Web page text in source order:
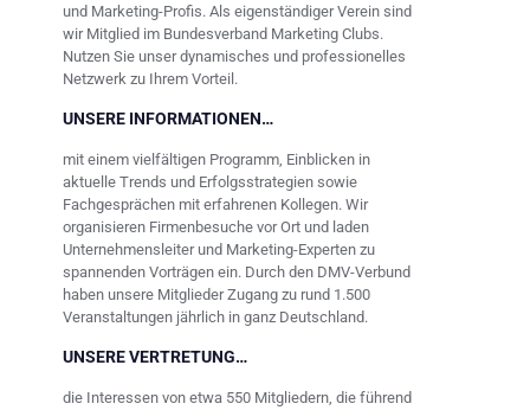
und Marketing-Profis. Als eigenständiger Verein sind
wir Mitglied im Bundesverband Marketing Clubs.
Nutzen Sie unser dynamisches und professionelles
Netzwerk zu Ihrem Vorteil.
UNSERE INFORMATIONEN…
mit einem vielfältigen Programm, Einblicken in
aktuelle Trends und Erfolgsstrategien sowie
Fachgesprächen mit erfahrenen Kollegen. Wir
organisieren Firmenbesuche vor Ort und laden
Unternehmensleiter und Marketing-Experten zu
spannenden Vorträgen ein. Durch den DMV-Verbund
haben unsere Mitglieder Zugang zu rund 1.500
Veranstaltungen jährlich in ganz Deutschland.
UNSERE VERTRETUNG…
die Interessen von etwa 550 Mitgliedern, die führend